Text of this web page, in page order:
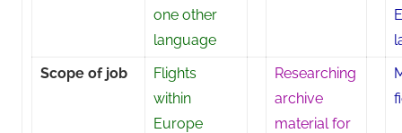
one other
language
Scope of job
Flights
within
Europe
Researching
archive
material for